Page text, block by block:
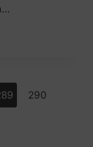
290